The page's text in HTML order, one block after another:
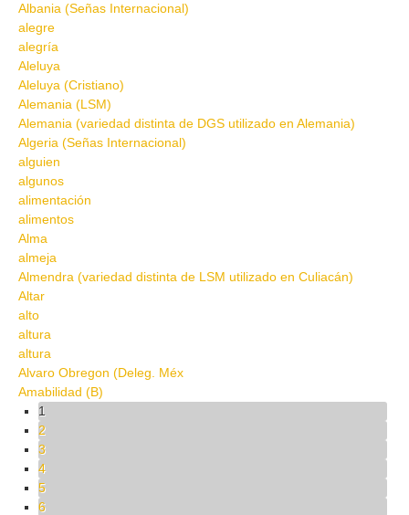
Albania (Señas Internacional)
alegre
alegría
Aleluya
Aleluya (Cristiano)
Alemania (LSM)
Alemania (variedad distinta de DGS utilizado en Alemania)
Algeria (Señas Internacional)
alguien
algunos
alimentación
alimentos
Alma
almeja
Almendra (variedad distinta de LSM utilizado en Culiacán)
Altar
alto
altura
altura
Alvaro Obregon (Deleg. Méx
Amabilidad (B)
Pages
1
2
3
4
5
6